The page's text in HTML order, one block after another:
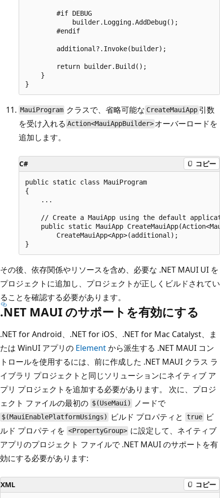
        #if DEBUG
            builder.Logging.AddDebug();
        #endif
        additional?.Invoke(builder);
        return builder.Build();
    }
MauiProgram クラスで、省略可能な CreateMauiApp 引数
を受け入れる Action<MauiAppBuilder> オーバーロードを
追加します。
C# コピー
public static class MauiProgram
{
    ...
// Create a MauiApp using the default
public static MauiApp
        CreateMauiApp<App>(additional);
その後、依存関係やリソースを含め、必要な .NET MAUI UI を
プロジェクトに追加し、プロジェクトが正しくビルドされてい
ることを確認する必要があります。
.NET MAUI のサポートを有効にする
.NET for Android、.NET for iOS、.NET for Mac Catalyst、ま
たは WinUI アプリの Elementから派生する .NET MAUI コン
トロールを使用するには、前に作成した .NET MAUI クラス ラ
イブラリ プロジェクトと同じソリューションにネイティブ ア
プリ プロジェクトを追加する必要があります。 次に、プロジ
ェクト ファイルの最初の $(UseMaui) ノードで
$(MauiEnablePlatformUsings) ビルド プロパティとtrueビ
ルド プロパティを <PropertyGroup> に設定して、ネイティブ
アプリのプロジェクト ファイルで .NET MAUI のサポートを有
効にする必要があります:
XML コピー